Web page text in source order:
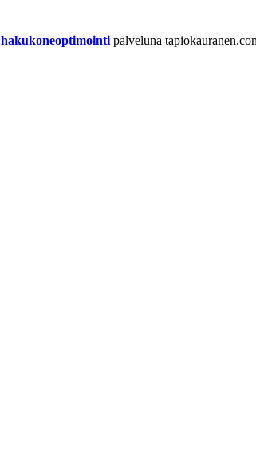
hakukoneoptimointi palveluna